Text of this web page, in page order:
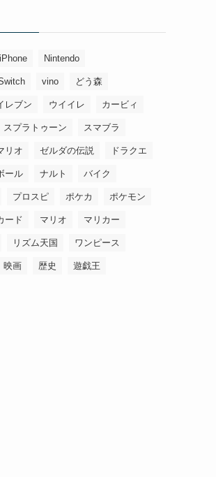
iPhone Nintendo
vino どう森
レブン ウイイレ カービィ
スプラトゥーン スマブラ
リオ ゼルダの伝説 ドラクエ
ール ナルト バイク
プロスピ ポケカ ポケモン
ード マリオ マリカー
リズム天国 ワンピース
映画 歴史 遊戯王